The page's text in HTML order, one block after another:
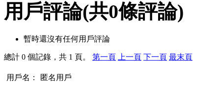
用戶評論(共0條評論)
暫時還沒有任何用戶評論
總計 0 個記錄，共 1 頁。 第一頁 上一頁 下一頁 最末頁
用戶名： 匿名用戶